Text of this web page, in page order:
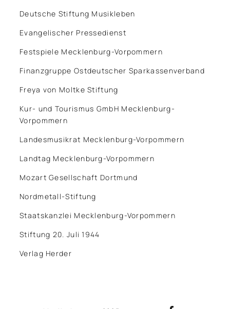
Deutsche Stiftung Musikleben
Evangelischer Pressedienst
Festspiele Mecklenburg-Vorpommern
Finanzgruppe Ostdeutscher Sparkassenverband
Freya von Moltke Stiftung
Kur- und Tourismus GmbH Mecklenburg-
Vorpommern
Landesmusikrat Mecklenburg-Vorpommern
Landtag Mecklenburg-Vorpommern
Mozart Gesellschaft Dortmund
Nordmetall-Stiftung
Staatskanzlei Mecklenburg-Vorpommern
Stiftung 20. Juli 1944
Verlag Herder